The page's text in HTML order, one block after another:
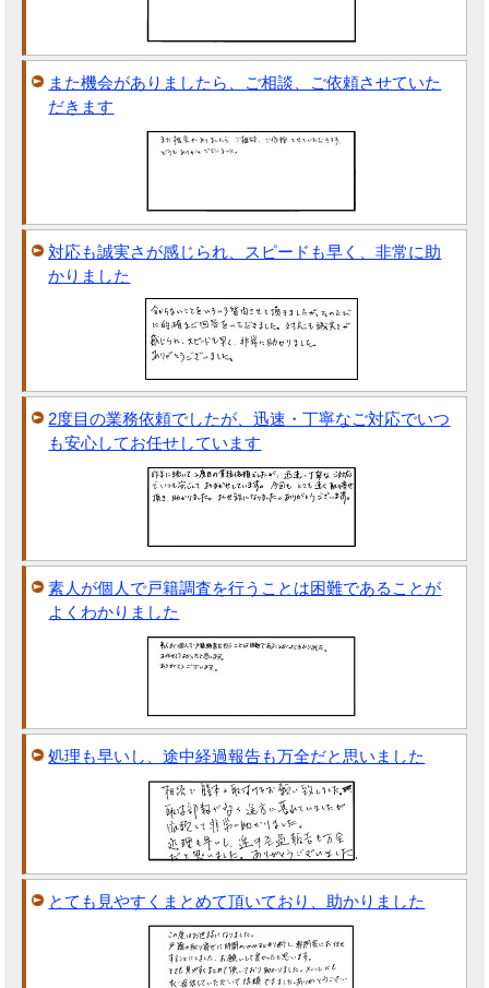
また機会がありましたら、ご相談、ご依頼させていた
だきます
対応も誠実さが感じられ、スピードも早く、非常に助
かりました
2度目の業務依頼でしたが、迅速・丁寧なご対応でいつ
も安心してお任せしています
素人が個人で戸籍調査を行うことは困難であることが
よくわかりました
処理も早いし、途中経過報告も万全だと思いました
とても見やすくまとめて頂いており、助かりました